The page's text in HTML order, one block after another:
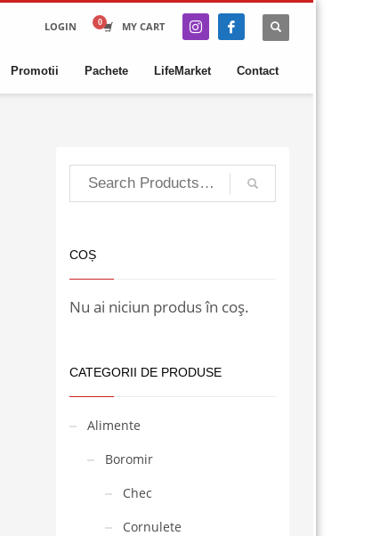
LOGIN MY CART
Promotii Pachete LifeMarket Contact
COȘ
Nu ai niciun produs în coș.
CATEGORII DE PRODUSE
Alimente
Boromir
Chec
Cornulete